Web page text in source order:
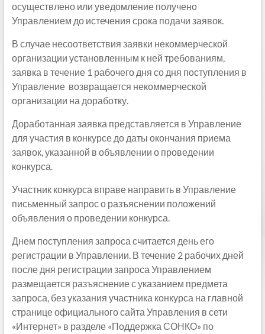
осуществлено или уведомление получено
Управлением до истечения срока подачи заявок.
В случае несоответствия заявки некоммерческой
организации установленным к ней требованиям,
заявка в течение 1 рабочего дня со дня поступления в
Управление возвращается некоммерческой
организации на доработку.
Доработанная заявка представляется в Управление
для участия в конкурсе до даты окончания приема
заявок, указанной в объявлении о проведении
конкурса.
Участник конкурса вправе направить в Управление
письменный запрос о разъяснении положений
объявления о проведении конкурса.
Днем поступления запроса считается день его
регистрации в Управлении. В течение 2 рабочих дней
после дня регистрации запроса Управлением
размещается разъяснение с указанием предмета
запроса, без указания участника конкурса на главной
странице официального сайта Управления в сети
«Интернет» в разделе «Поддержка СОНКО» по